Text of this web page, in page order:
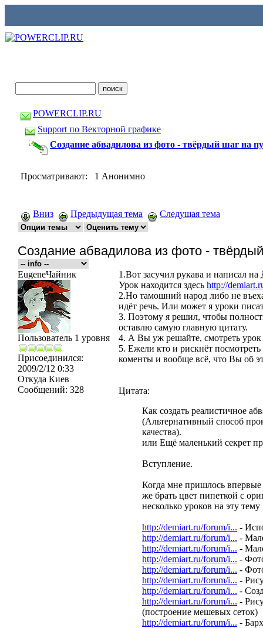
POWERCLIP.RU
Support по Векторной графике
Создание абвадилова из фото - твёрдый шаг на
Просматривают: 1 Анонимно
Вниз Предыдущая тема Следущая тема
Создание абвадилова из фото -
EugeneЧайник
Пользователь 1 уровня
Присоединился:
2009/2/12 0:33
Откуда Киев
Сообщений: 328
1.Вот засучил рукава и написал
Урок находится здесь http://
2.Но тамошний народ либо не
идёт речь. Или может я уроки
3. Поэтому я решил, чтобы
оставлю самую главную цитату.
4. А Вы уж решайте, смотреть урок
5. Ежели кто и рискнёт
коменты и вообще всё, что Вы об
Цитата:
Как создать реалистичное
(Альтернативный способ
качества).
или Ещё маленький секрет
Вступление.
Когда мне пришлось впервые
же брать цвет пипеткой с
несколько уроков на эту тему
http://demiart.ru/forum/i... -
http://demiart.ru/forum/i... -
http://demiart.ru/forum/i... -
http://demiart.ru/forum/i... -
http://demiart.ru/forum/i... -
http://demiart.ru/forum/i... -
http://demiart.ru/forum/i... -
http://demiart.ru/forum/i... -
(построение мешевых сеток)
http://demiart.ru/forum/i... -